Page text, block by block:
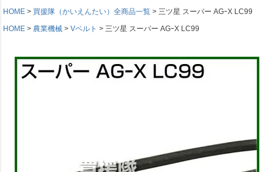
HOME 買援隊（かいえんたい）全商品一覧
三ツ星 スーパー AGｰX LC99
HOME
農業機械 Vベルト 三ツ星 スーパー AGｰX LC99